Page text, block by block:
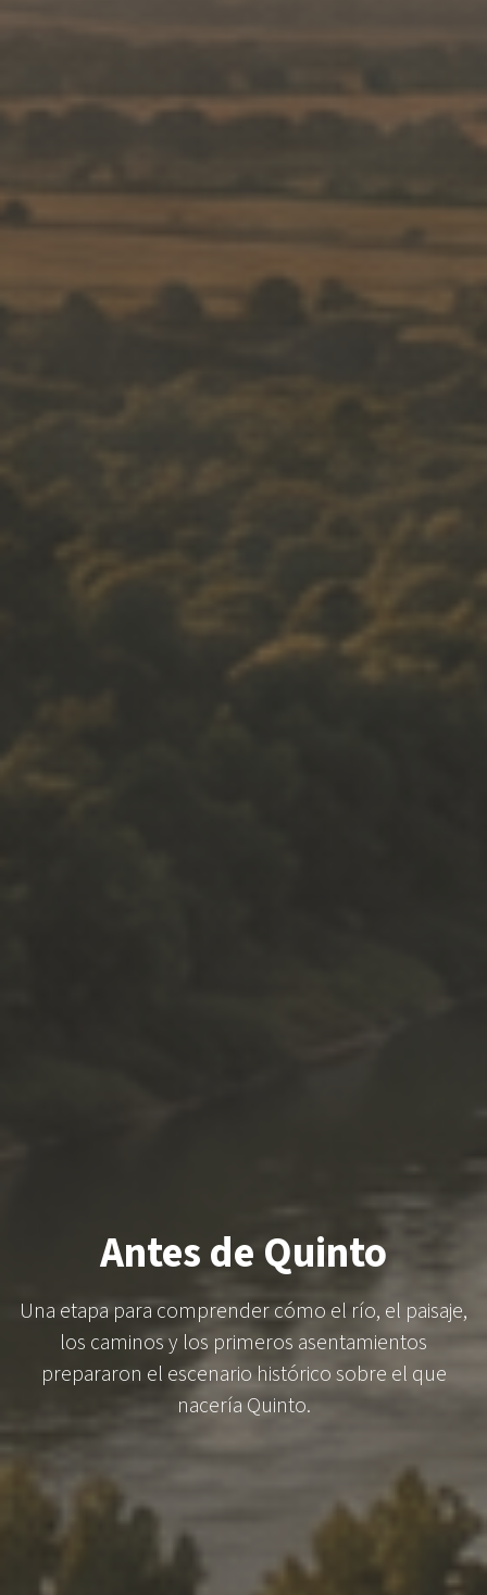
Antes de Quinto
Una etapa para comprender cómo el río, el paisaje,
los caminos y los primeros asentamientos
prepararon el escenario histórico sobre el que
nacería Quinto.